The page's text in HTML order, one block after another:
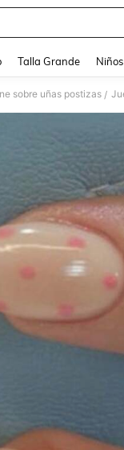
Talla Grande Niños
sobre uñas postizas /